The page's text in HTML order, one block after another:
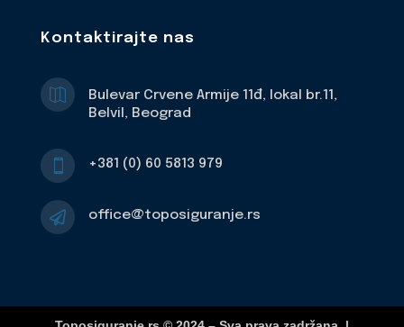
Kontaktirajte nas
Bulevar Crvene Armije 11đ, lokal br.11,
Belvil, Beograd
+381 (0) 60 5813 979
 office@toposiguranje.rs